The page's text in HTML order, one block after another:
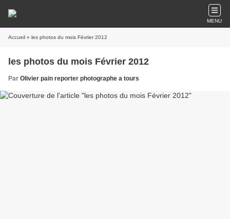
MENU
Accueil » les photos du mois Février 2012
les photos du mois Février 2012
Par Olivier pain reporter photographe a tours